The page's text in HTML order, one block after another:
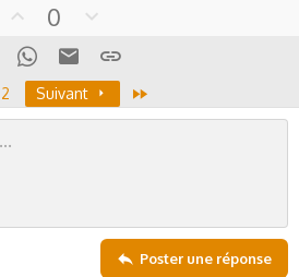
p
v
o
t
0
w
n
v
Reddit WhatsApp
Email
Suivant
Poster une réponse